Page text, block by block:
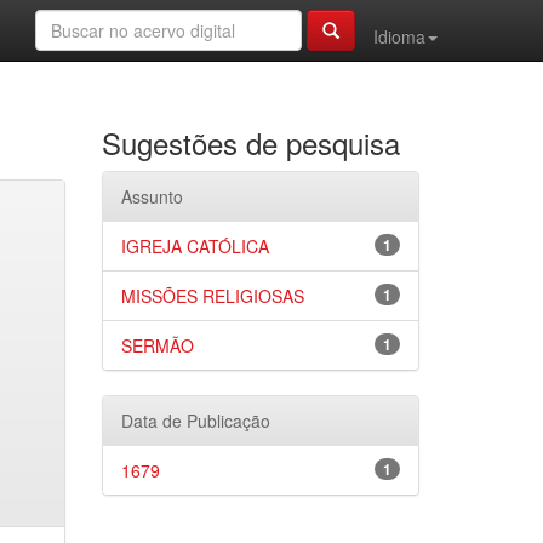
Idioma
Sugestões de pesquisa
Assunto
1
IGREJA CATÓLICA
1
MISSÕES RELIGIOSAS
1
SERMÃO
Data de Publicação
1
1679